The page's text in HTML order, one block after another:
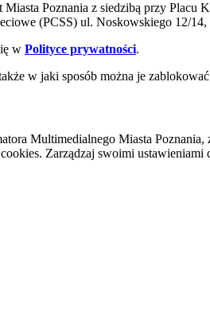
Poznania z siedzibą przy Placu
(PCSS) ul. Noskowskiego 12/14,
w Polityce prywatności.
w jaki sposób można je
Multimedialnego Miasta
Zarządzaj swoimi